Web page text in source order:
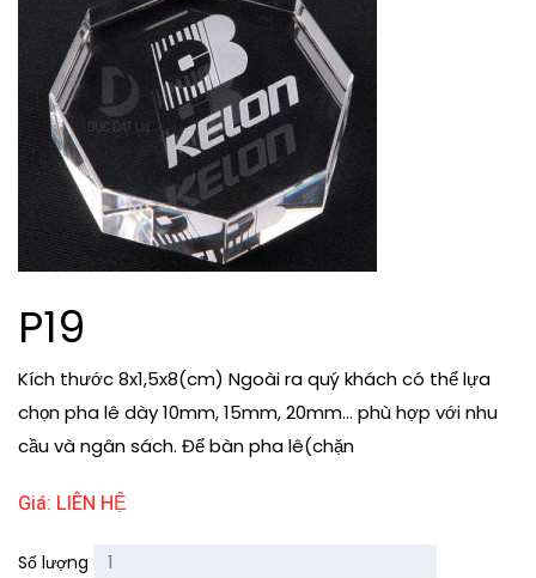
P19
Kích thước 8x1,5x8(cm) Ngoài ra quý khách có thể lựa
chọn pha lê dày 10mm, 15mm, 20mm… phù hợp với nhu
cầu và ngân sách. Để bàn pha lê(chặn
Giá: LIÊN HỆ
Số lượng